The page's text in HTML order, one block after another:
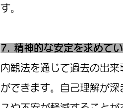
す。
7. 精神的な安定を求めて
内観法を通じて過去の出
ができます。自己理解が